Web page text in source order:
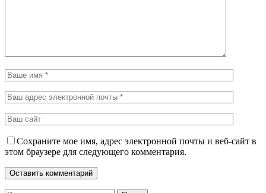
Сохраните мое имя, адрес электронной почты и веб-сайт в
этом браузере для следующего комментария.